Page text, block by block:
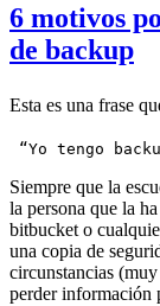
6 motivos
de backup
Esta es una frase
“Yo tengo
Siempre que la
la persona que la
bitbucket o
una copia de
circunstancias
perder información